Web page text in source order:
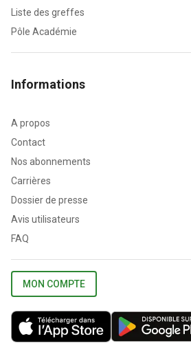
Liste des greffes
Pôle Académie
Informations
A propos
Contact
Nos abonnements
Carrières
Dossier de presse
Avis utilisateurs
FAQ
MON COMPTE